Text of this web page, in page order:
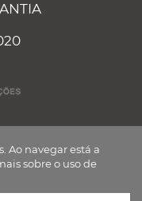
AUTO, LDA ©
porBOMSITE
Ao navegar está a
sobre o uso de